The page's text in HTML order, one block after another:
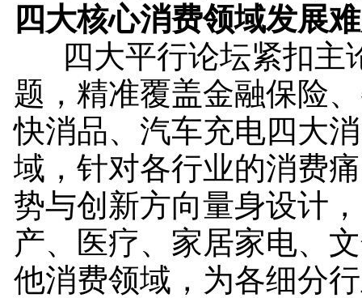
四大核心消费领域发展
四大平行论坛紧扣主
题，精准覆盖金融保险
快消品、汽车充电四大
域，针对各行业的消费
势与创新方向量身设计
产、医疗、家居家电、
他消费领域，为各细分